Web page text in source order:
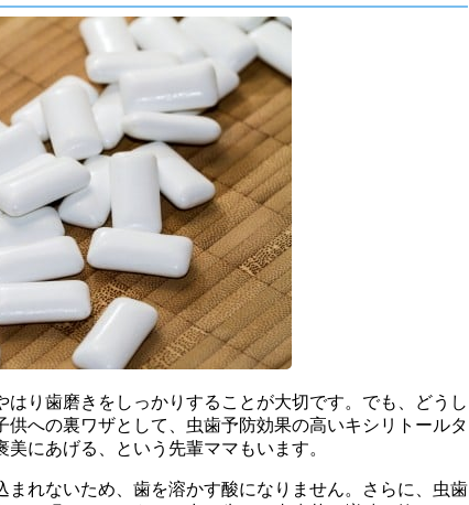
はり歯磨きをしっかりすることが大切です。でも、どうし
供への裏ワザとして、虫歯予防効果の高いキシリトールタ
にあげる、という先輩ママもいます。
まれないため、歯を溶かす酸になりません。さらに、虫歯